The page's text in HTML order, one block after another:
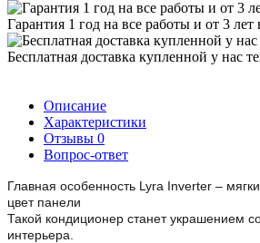
Гарантия 1 год на все работы и от 3
Бесплатная доставка купленной у нас
Описание
Характеристики
Отзывы 0
Вопрос-ответ
Главная особенность Lyra Inverter –
цвет панели
Такой кондиционер станет украшением
интерьера.